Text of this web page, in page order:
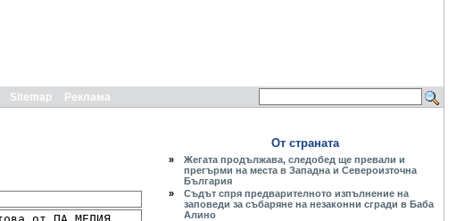
Sitemap Реклама
От страната
»
Жегата продължава, следобед ще превали и
прегърми на места в Западна и Североизточна
България
»
Съдът спря предварителното изпълнение на
заповеди за събаряне на незаконни сгради в Баба
Алино